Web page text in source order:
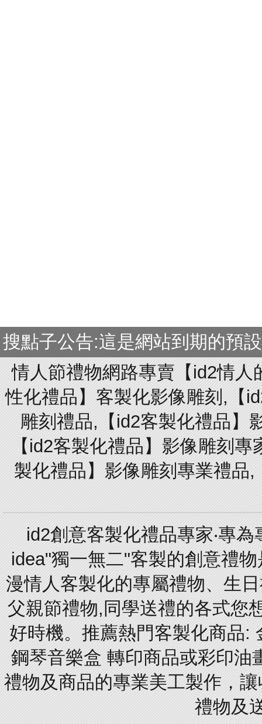
搜點子公告:這是網站到期的預
情人節禮物網路專賣【id2情
性化禮品】客製化影像雕刻,【
雕刻禮品,【id2客製化禮品】
【id2客製化禮品】影像雕刻
製化禮品】影像雕刻專業禮品
id2創意客製化禮品專家‧專
idea"獨一無二"客製的創意禮
漫情人客製化的專屬禮物、生
父親節禮物,同學送禮的各式您
好時機。推薦熱門客製化商品:
鋼琴音樂盒 轉印商品或彩印油
禮物及商品的專業美工製作，
禮物及